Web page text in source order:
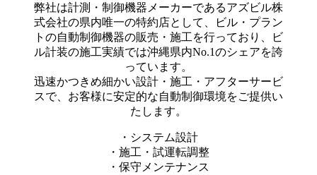
弊社は計測・制御機器メーカーであるアズビル株
式会社の県内唯一の特約店として、ビル・プラン
トの自動制御機器の販売・施工を行っており、ビ
ル計装の施工実績では沖縄県内No.1のシェアを誇
っています。
迅速かつきめ細かい設計・施工・アフターサービ
スで、お客様に安定的な自動制御環境をご提供い
たします。
・システム設計
・施工・試運転調整
・保守メンテナンス